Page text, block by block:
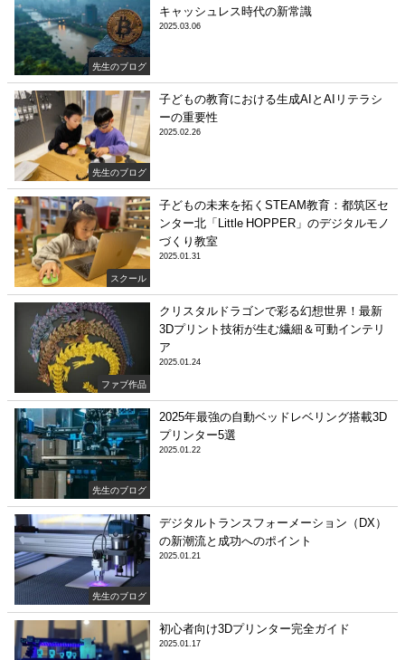
先生のブログ
キャッシュレス時代の新常識
2025.03.06
先生のブログ
子どもの教育における生成AIとAIリテラシ
ーの重要性
2025.02.26
スクール
子どもの未来を拓くSTEAM教育：都筑区セ
ンター北「Little HOPPER」のデジタルモノ
づくり教室
2025.01.31
ファブ作品
クリスタルドラゴンで彩る幻想世界！最新
3Dプリント技術が生む繊細＆可動インテリ
ア
2025.01.24
先生のブログ
2025年最強の自動ベッドレベリング搭載3D
プリンター5選
2025.01.22
先生のブログ
デジタルトランスフォーメーション（DX）
の新潮流と成功へのポイント
2025.01.21
初心者向け3Dプリンター完全ガイド
2025.01.17